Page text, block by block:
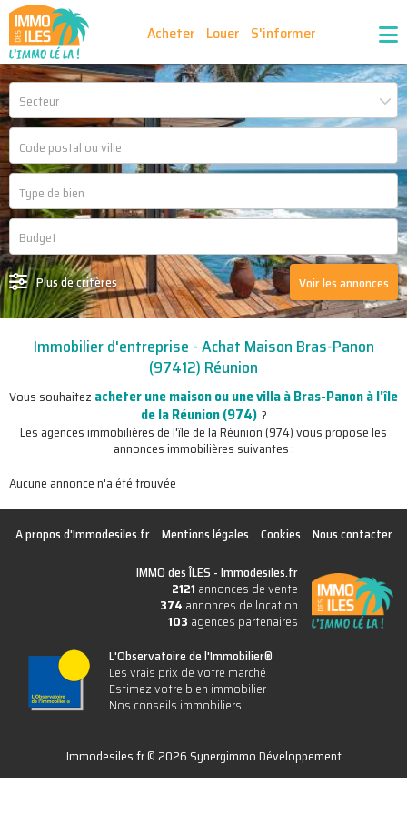
Acheter Louer S'informer
Nos outils Ma sélection d'annonces
Recrutement Partenaires
Secteur
Plus de critères Voir les annonces
Immobilier d'entreprise - Achat Maison Bras-Panon
(97412) Réunion
Vous souhaitez acheter une maison ou une villa à Bras-Panon à l'île
de la Réunion (974) ?
Les agences immobilières de l'île de la Réunion (974) vous propose les
annonces immobilières suivantes :
Aucune annonce n'a été trouvée
A propos d'Immodesiles.fr Mentions légales Cookies
Nous contacter
IMMO des ÎLES -Immodesiles.fr
2121 annonces de vente
374 annonces de location
103 agences partenaires
L'Observatoire de l'Immobilier®
Les vrais prix de votre marché
Estimez votre bien immobilier
Nos conseils immobiliers
Immodesiles.fr © 2026 Synergimmo Développement